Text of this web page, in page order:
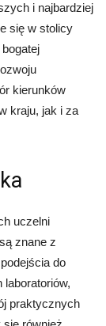
i najbardziej
się w stolicy
kierunków
kraju, jak i za
uczelni
znane z
do
praktycznych